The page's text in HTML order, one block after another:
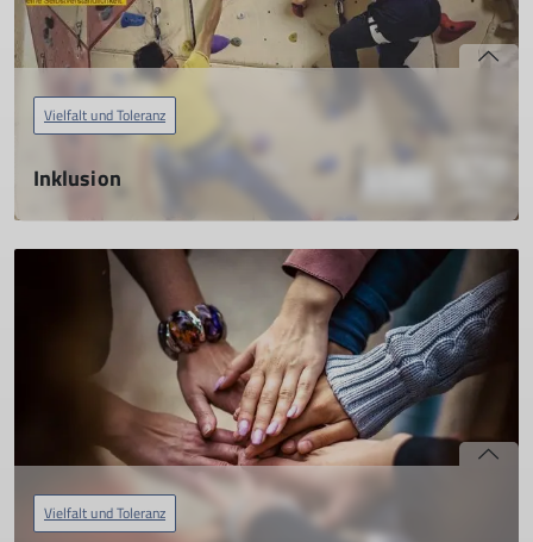
mehr erfahren
Vielfalt und Toleranz
Inklusion
24.02.2024
Die Sektion Mainz hat es sich seit 2017 zum Ziel gesetzt, dass
behinderte und nicht behinderte Menschen gemeinsam
Bergsport ausüben können. Bergsport ist für alle da. In der
Realität gibt es Barrieren zu überwinden.
mehr erfahren
Vielfalt und Toleranz